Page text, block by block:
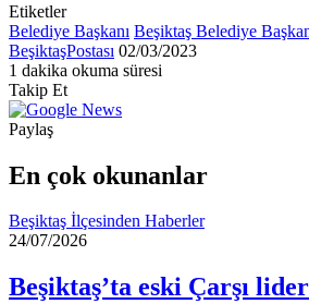
Etiketler
Belediye Başkanı Beşiktaş Belediye
BeşiktaşPostası Bir
e-
göndermek
02/03/2023
1 dakika okuma süresi
Facebook
X
LinkedIn
Tumblr
Pinterest
Reddit
VKontakte
Odnoklassniki
Pocket
Takip Et
Paylaş
Posta
ile
En çok okunanlar
Beşiktaş İlçesinden Haberler
24/07/2026
Beşiktaş’ta eski Çarşı